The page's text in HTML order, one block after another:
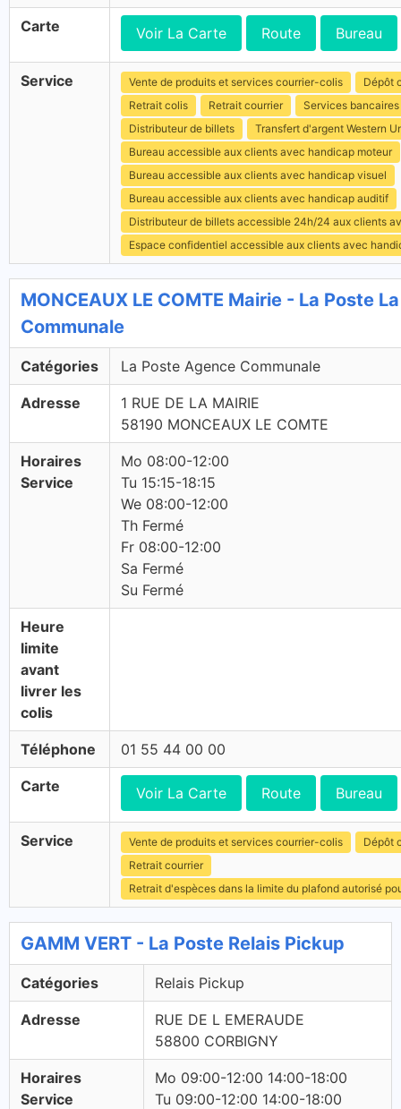
Carte Voir La Carte Route Bureau
Service Vente de produits et services courrier-colis
Dépôt
Retrait colis
Retrait courrier
Services bancaires
Distributeur de billets
Transfert d'argent Western
Bureau accessible aux clients avec handicap moteur
Bureau accessible aux clients avec handicap visuel
Bureau accessible aux clients avec handicap auditif
Distributeur de billets accessible 24h/24 aux clients
Espace confidentiel accessible aux clients avec
MONCEAUX LE COMTE Mairie - La Poste
Communale
Catégories La Poste Agence Communale
Adresse
1 RUE DE LA MAIRIE
58190 MONCEAUX LE COMTE
Horaires
Service
Mo 08:00-12:00
Tu 15:15-18:15
We 08:00-12:00
Th Fermé
Fr 08:00-12:00
Sa Fermé
Su Fermé
Heure
limite
avant
livrer les
colis
Téléphone 01 55 44 00 00
Carte Voir La Carte Route Bureau
Service Vente de produits et services courrier-colis
Dépôt
Retrait courrier
Retrait d'espèces dans la limite du plafond autorisé
GAMM VERT - La Poste Relais Pickup
Catégories Relais Pickup
Adresse
RUE DE L EMERAUDE
58800 CORBIGNY
Horaires
Service
Mo 09:00-12:00 14:00-18:00
Tu 09:00-12:00 14:00-18:00